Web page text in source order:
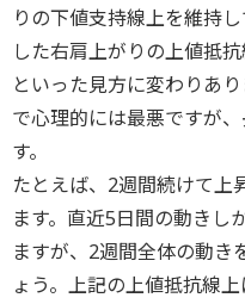
りの下値支持線上を維持
した右肩上がりの上値抵
といった見方に変わりあ
で心理的には最悪ですが
す。
たとえば、2週間続けて上
ます。直近5日間の動きし
ますが、2週間全体の動き
ょう。上記の上値抵抗線